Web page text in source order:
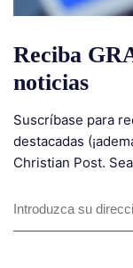
Reciba
noticias
Suscríbase para
destacadas
Christian Post.